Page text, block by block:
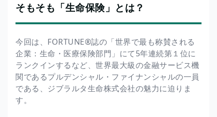
そもそも「生命保険」とは？
今回は、FORTUNE®誌の「世界で最も称賛される
企業：生命・医療保険部門」にて5年連続第１位に
ランクインするなど、世界最大級の金融サービス機
関であるプルデンシャル・ファイナンシャルの一員
である、ジブラルタ生命株式会社の魅力に迫りま
す。